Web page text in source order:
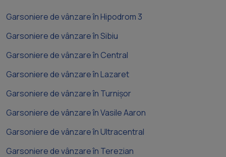
Garsoniere de vânzare în Hipodrom 3
Garsoniere de vânzare în Sibiu
Garsoniere de vânzare în Central
Garsoniere de vânzare în Lazaret
Garsoniere de vânzare în Turnișor
Garsoniere de vânzare în Vasile Aaron
Garsoniere de vânzare în Ultracentral
Garsoniere de vânzare în Terezian